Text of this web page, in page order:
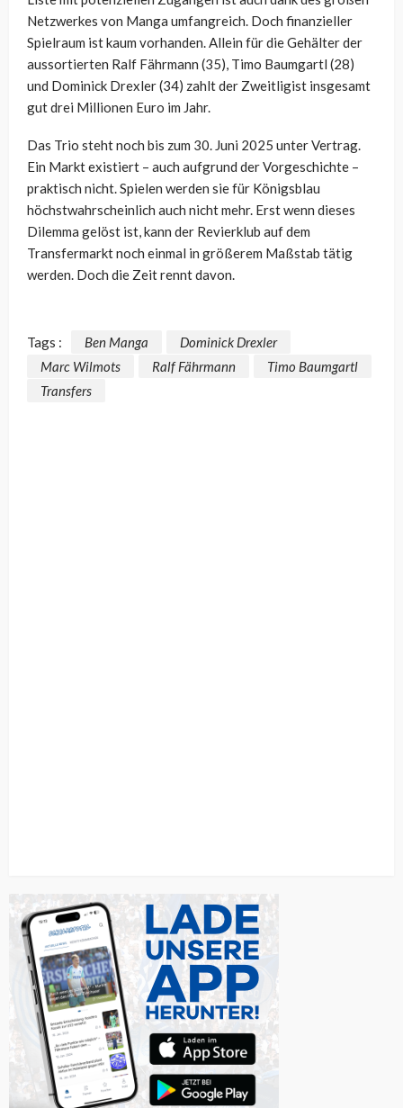
Netzwerkes von Manga umfangreich. Doch finanzieller
Spielraum ist kaum vorhanden. Allein für die Gehälter der
aussortierten Ralf Fährmann (35), Timo Baumgartl (28)
und Dominick Drexler (34) zahlt der Zweitligist insgesamt
gut drei Millionen Euro im Jahr.
Das Trio steht noch bis zum 30. Juni 2025 unter Vertrag.
Ein Markt existiert – auch aufgrund der Vorgeschichte –
praktisch nicht. Spielen werden sie für Königsblau
höchstwahrscheinlich auch nicht mehr. Erst wenn dieses
Dilemma gelöst ist, kann der Revierklub auf dem
Transfermarkt noch einmal in größerem Maßstab tätig
werden. Doch die Zeit rennt davon.
Tags : Ben Manga
Dominick Drexler
Marc Wilmots
Ralf Fährmann
Timo Baumgartl
Transfers